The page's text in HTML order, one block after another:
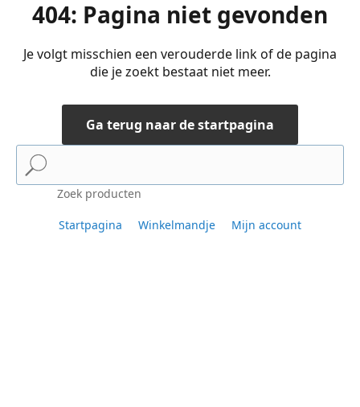
404: Pagina niet gevonden
Je volgt misschien een verouderde link of de pagina
die je zoekt bestaat niet meer.
Ga terug naar de startpagina
Zoek producten
Startpagina Winkelmandje Mijn account